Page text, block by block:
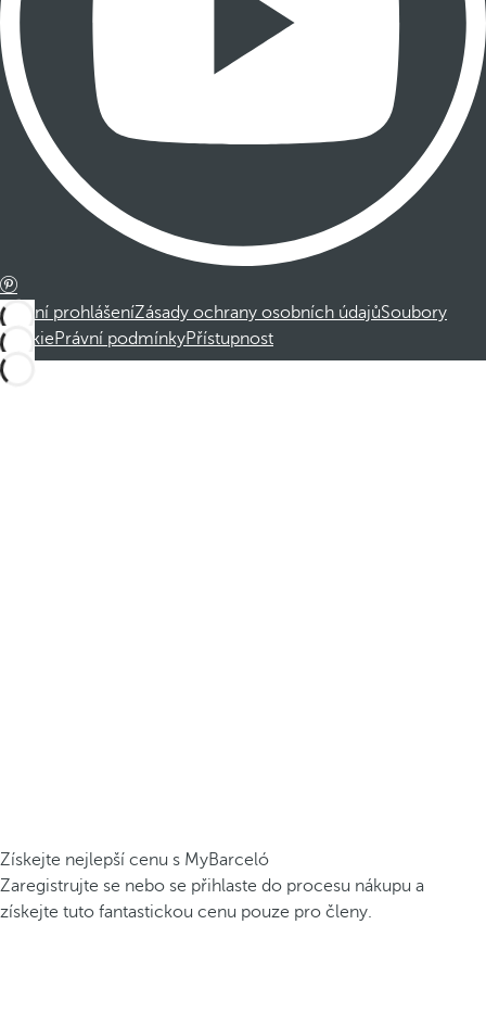
Právní prohlášeníZásady ochrany osobních údajůSoubory
cookiePrávní podmínkyPřístupnost
Získejte nejlepší cenu s MyBarceló
Zaregistrujte se nebo se přihlaste do procesu nákupu a
získejte tuto fantastickou cenu pouze pro členy.